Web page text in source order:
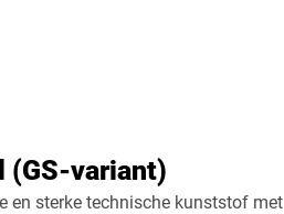
(GS-variant)
en sterke technische kunststof met